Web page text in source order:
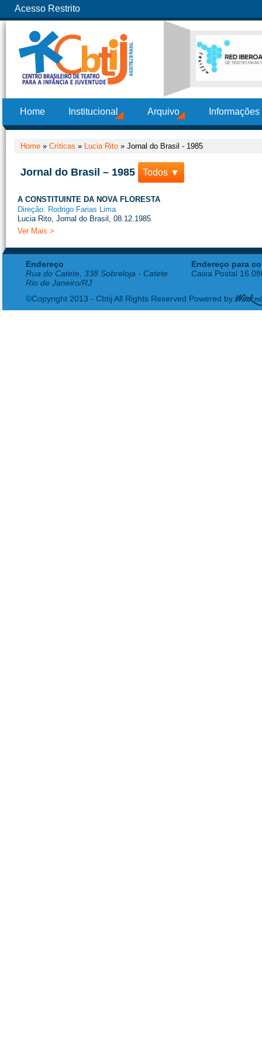
Acesso Restrito
Home Institucional Arquivo
Home » Críticas » Lucia Rito » Jornal do Brasil - 1985
Jornal do Brasil – 1985 Todos ▼
A CONSTITUINTE DA NOVA FLORESTA
Direção: Rodrigo Farias Lima
Lucia Rito, Jornal do Brasil, 08.12.1985
Ver Mais >
Endereço
Rua do Catete, 338 Sobreloja - Catete
Rio de Janeiro/RJ
Endereço para
Caixa Postal
©Copyright 2013 - Cbtij All Rights Reserved Powered by: